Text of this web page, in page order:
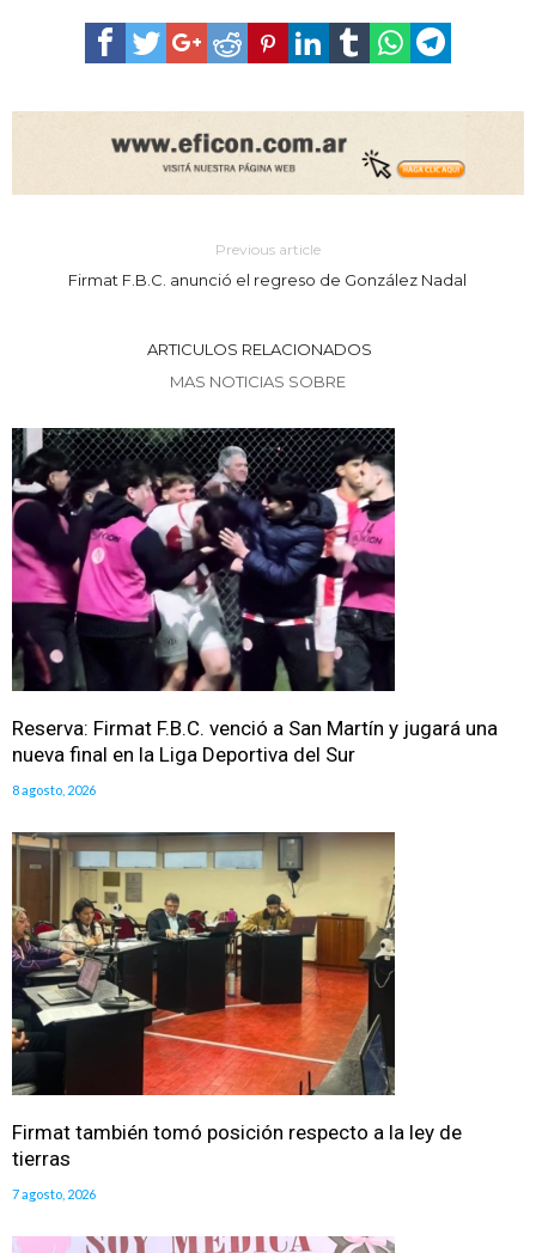
Previous article
Firmat F.B.C. anunció el regreso de González Nadal
ARTICULOS RELACIONADOS
MAS NOTICIAS SOBRE
Reserva: Firmat F.B.C. venció a San Martín y jugará una
nueva final en la Liga Deportiva del Sur
8 agosto, 2026
Firmat también tomó posición respecto a la ley de
tierras
7 agosto, 2026